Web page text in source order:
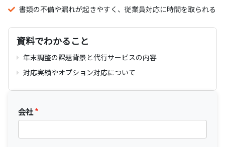
書類の不備や漏れが起きやすく、従業員対応に時間を取られる
資料でわかること
年末調整の課題背景と代行サービスの内容
対応実績やオプション対応について
会社